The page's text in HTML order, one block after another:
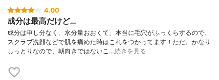
4.00
成分は最高だけど…
成分は申し分なく、水分量おおくて、本当に毛穴がふっくらするので、
スクラブ洗顔などで肌を痛めた時はこれをつかってます！ただ、かなり
しっとりなので、朝向きではないこ…続きを見る